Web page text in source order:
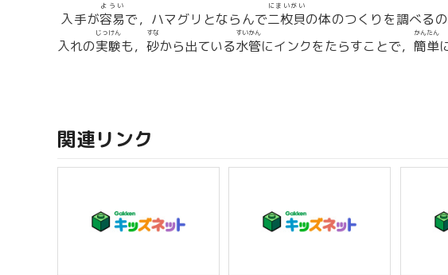
入手が容易
ようい
で，ハマグリとならんで二枚貝
にまいがい
の体のつくりを調べる
入れの実験
じっけん
も， 砂
すな
から出ている水管
すいかん
にインクをたらすことで， 簡単
かんたん
関連リンク